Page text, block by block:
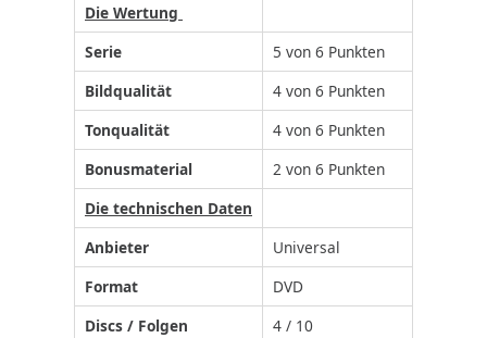
Die Wertung
Serie
5 von 6 Punkten
Bildqualität
4 von 6 Punkten
Tonqualität
4 von 6 Punkten
Bonusmaterial
2 von 6 Punkten
Die technischen Daten
Anbieter
Universal
Format
DVD
Discs / Folgen
4 / 10